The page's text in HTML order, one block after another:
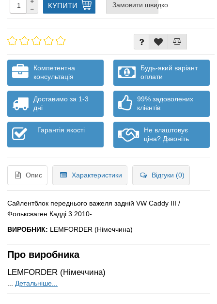
КУПИТИ Замовити швидко
Компетентна
консультація
Будь-який варіант
оплати
Доставимо за 1-3
дні
99% задоволених
клієнтів
Гарантія якості
Не влаштовує
ціна? Дзвоніть
Опис Характеристики Відгуки (0)
Сайлентблок переднього важеля задній VW Caddy III /
Фольксваген Кадді 3 2010-
ВИРОБНИК: LEMFORDER (Німеччина)
Про виробника
LEMFORDER (Німеччина)
Детальніше...